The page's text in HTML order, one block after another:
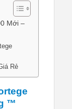
Mới –
Rẻ
™